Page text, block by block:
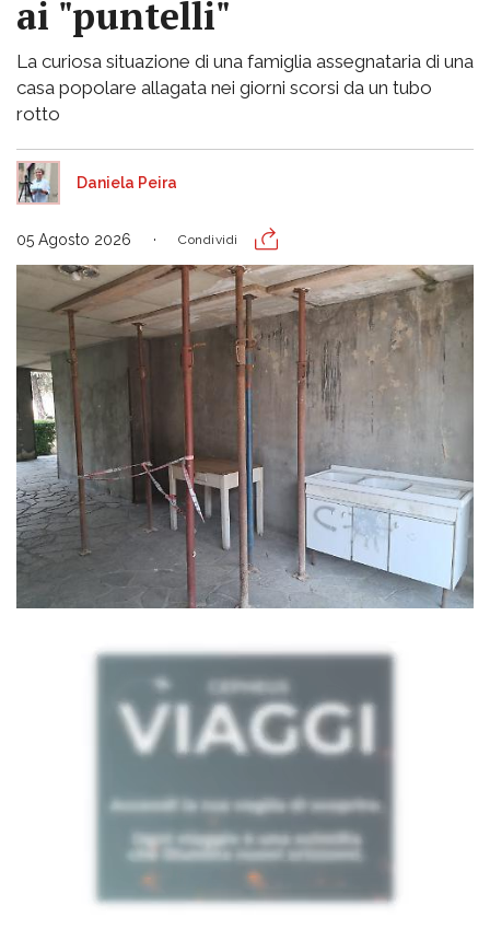
ai "puntelli"
La curiosa situazione di una famiglia assegnataria di una
casa popolare allagata nei giorni scorsi da un tubo
rotto
Daniela Peira
05 Agosto 2026 Condividi